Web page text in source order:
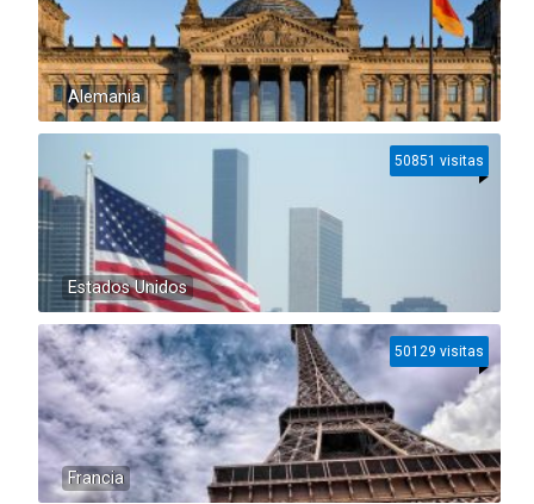
Alemania
Estados Unidos
50851 visitas
Francia
50129 visitas